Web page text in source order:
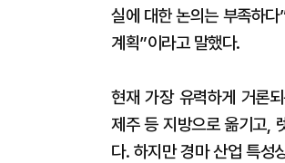
실에 대한 논의는 부족하
계획”이라고 말했다.
현재 가장 유력하게 거론
제주 등 지방으로 옮기고,
다. 하지만 경마 산업 특성